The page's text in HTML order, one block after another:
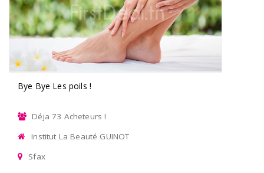
Bye Bye Les poils !
Déja 73 Acheteurs !
Institut La Beauté GUINOT
Sfax